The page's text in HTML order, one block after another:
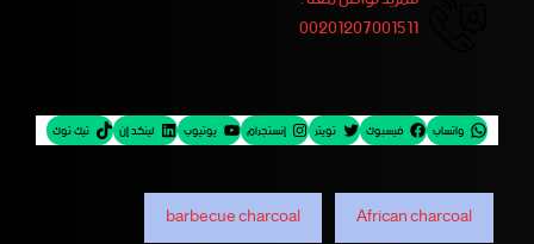
00201207001511
واتساب فيسبوك تويتر إنستجرام يوتيوب لينكد إن تيك توك
African charcoal
barbecue charcoal